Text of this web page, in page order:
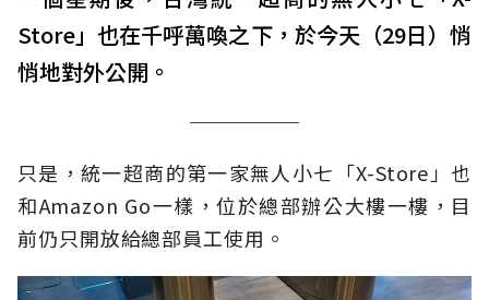
Store」也在千呼萬喚之下，於今天（29日）悄
悄地對外公開。
只是，統一超商的第一家無人小七「X-Store」也
和Amazon Go一樣，位於總部辦公大樓一樓，目
前仍只開放給總部員工使用。